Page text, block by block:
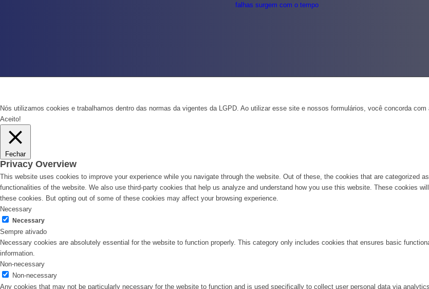
falhas surgem com o tempo
Nós utilizamos cookies e trabalhamos dentro das normas da vigentes da LGPD. Ao utilizar esse site e nossos formulários, você concorda com
Aceito!
Fechar
Privacy Overview
This website uses cookies to improve your experience while you navigate through the website. Out of these, the cookies that are categorized
functionalities of the website. We also use third-party cookies that help us analyze and understand how you use this website. These cookies
these cookies. But opting out of some of these cookies may affect your browsing experience.
Necessary
Necessary
Sempre ativado
Necessary cookies are absolutely essential for the website to function properly. This category only includes cookies that ensures basic
information.
Non-necessary
Non-necessary
Any cookies that may not be particularly necessary for the website to function and is used specifically to collect user personal data via